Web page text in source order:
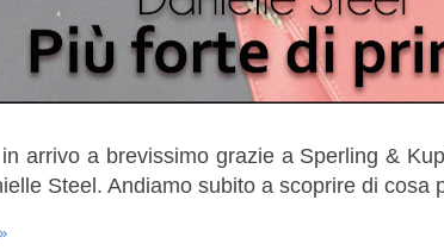
arrivo a brevissimo grazie a Sperling &
Steel. Andiamo subito a scoprire di cosa